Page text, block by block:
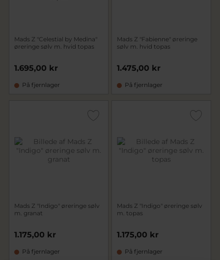
Mads Z "Celestial by Medina"
øreringe sølv m. hvid topas
1.695,00 kr
På fjernlager
Mads Z "Fabienne" øreringe
sølv m. hvid topas
1.475,00 kr
På fjernlager
Mads Z "Indigo" øreringe sølv
m. granat
1.175,00 kr
På fjernlager
Mads Z "Indigo" øreringe sølv
m. topas
1.175,00 kr
På fjernlager